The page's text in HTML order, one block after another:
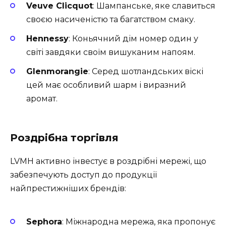
Veuve Clicquot: Шампанське, яке славиться
своєю насиченістю та багатством смаку.
Hennessy: Коньячний дім номер один у
світі завдяки своїм вишуканим напоям.
Glenmorangie: Серед шотландських віскі
цей має особливий шарм і виразний
аромат.
Роздрібна торгівля
LVMH активно інвестує в роздрібні мережі, що
забезпечують доступ до продукції
найпрестижніших брендів:
Sephora: Міжнародна мережа, яка пропонує